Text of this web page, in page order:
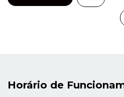
Horário de